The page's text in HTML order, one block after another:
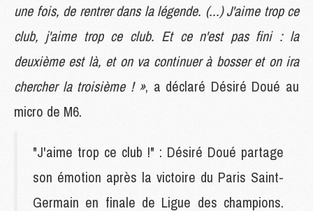
une fois, de rentrer dans la légende. (...) J'aime trop ce
club, j'aime trop ce club. Et ce n'est pas fini : la
deuxième est là, et on va continuer à bosser et on ira
chercher la troisième ! », a déclaré Désiré Doué au
micro de M6.
"J'aime trop ce club !" : Désiré Doué partage
son émotion après la victoire du Paris Saint-
Germain en finale de Ligue des champions.